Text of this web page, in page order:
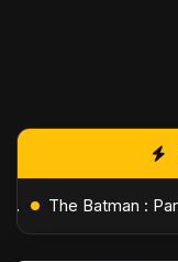
L'Âge de Glace : Le Réveil du Volcan – Manny, Sid et Diego de retour pour une aventure explosive